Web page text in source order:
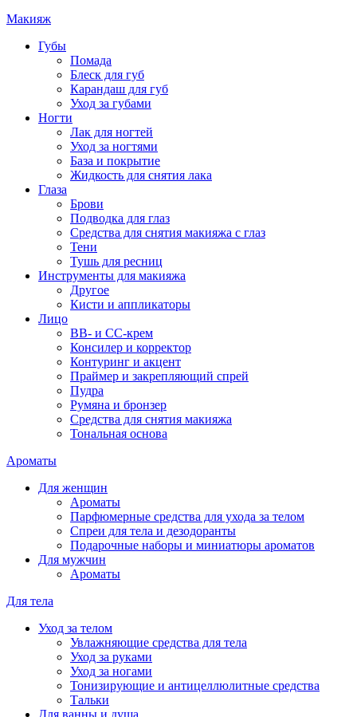
Макияж
Губы
Помада
Блеск для губ
Карандаш для губ
Уход за губами
Ногти
Лак для ногтей
Уход за ногтями
База и покрытие
Жидкость для снятия лака
Глаза
Брови
Подводка для глаз
Средства для снятия макияжа с глаз
Тени
Тушь для ресниц
Инструменты для макияжа
Другое
Кисти и аппликаторы
Лицо
BB- и CC-крем
Консилер и корректор
Контуринг и акцент
Праймер и закрепляющий спрей
Пудра
Румяна и бронзер
Средства для снятия макияжа
Тональная основа
Ароматы
Для женщин
Ароматы
Парфюмерные средства для ухода за телом
Спреи для тела и дезодоранты
Подарочные наборы и миниатюры ароматов
Для мужчин
Ароматы
Для тела
Уход за телом
Увлажняющие средства для тела
Уход за руками
Уход за ногами
Тонизирующие и антицеллюлитные средства
Тальки